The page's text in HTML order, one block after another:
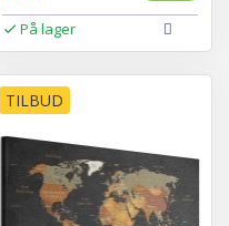
På lager
TILBUD